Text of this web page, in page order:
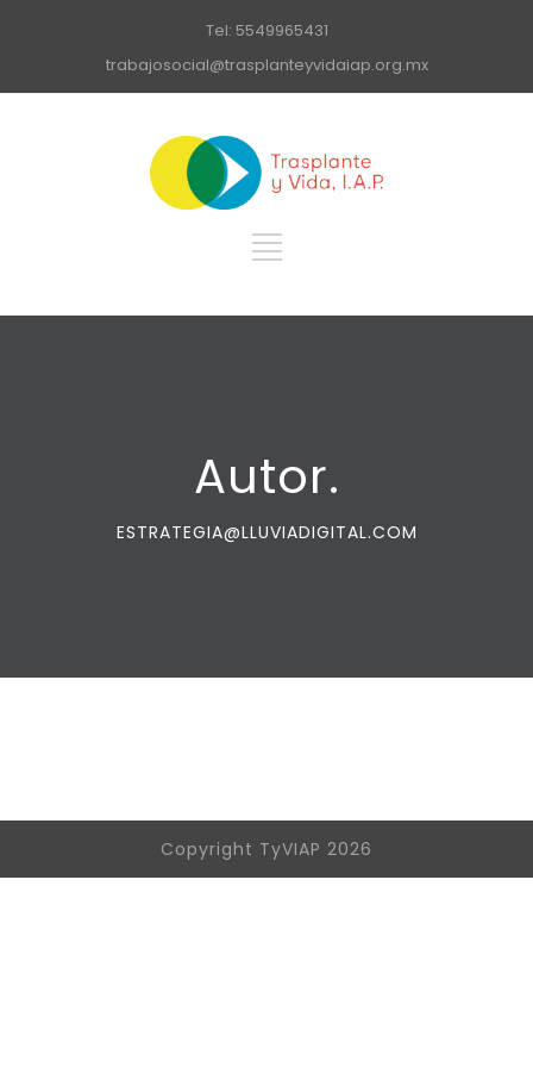
Tel: 5549965431
trabajosocial@trasplanteyvidaiap.org.mx
Autor.
ESTRATEGIA@LLUVIADIGITAL.COM
Copyright TyVIAP 2026